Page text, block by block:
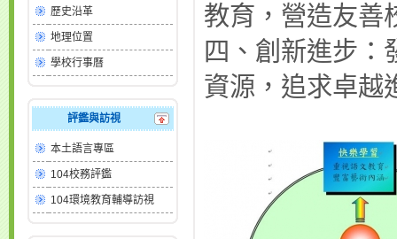
歷史沿革
地理位置
學校行事曆
評鑑與訪視
本土語言專區
104校務評鑑
104環境教育輔導訪視
教育，營造友善
四、創新進步：
資源，追求卓越